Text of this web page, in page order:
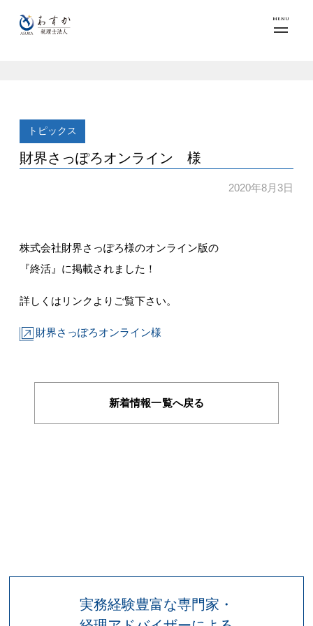
MENU
トピックス
財界さっぽろオンライン 様
2020年8月3日
株式会社財界さっぽろ様のオンライン版の
『終活』に掲載されました！
詳しくはリンクよりご覧下さい。
財界さっぽろオンライン様
新着情報一覧へ戻る
実務経験豊富な専門家・